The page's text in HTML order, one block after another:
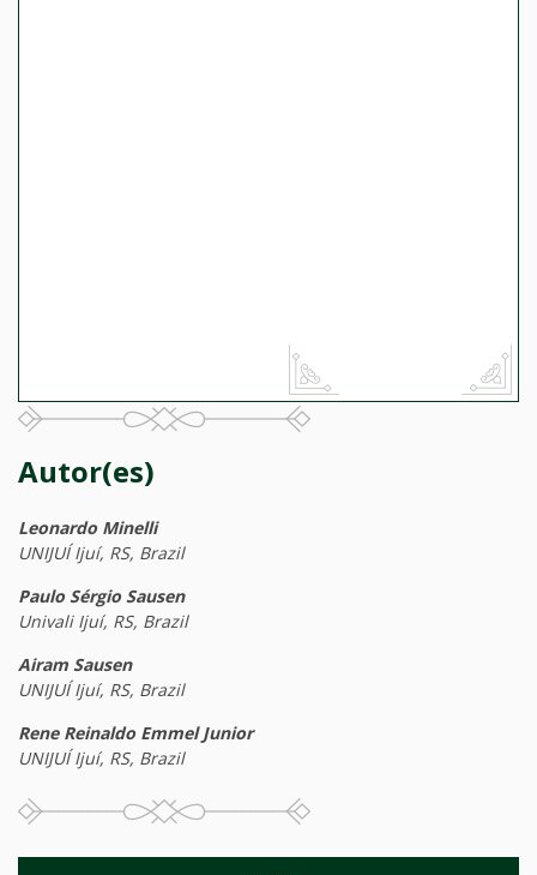
Autor(es)
Leonardo Minelli
UNIJUÍ Ijuí, RS, Brazil
Paulo Sérgio Sausen
Univali Ijuí, RS, Brazil
Airam Sausen
UNIJUÍ Ijuí, RS, Brazil
Rene Reinaldo Emmel Junior
UNIJUÍ Ijuí, RS, Brazil